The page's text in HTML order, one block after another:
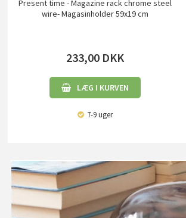
Present time - Magazine rack chrome steel
wire- Magasinholder 59x19 cm
233,00 DKK
LÆG I KURVEN
7-9 uger